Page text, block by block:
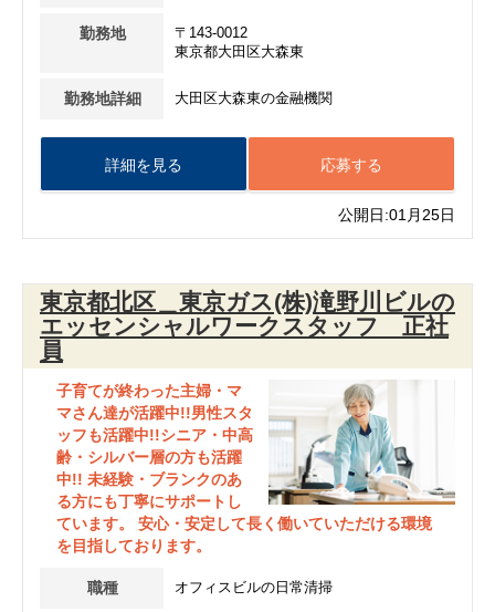
勤務地
〒143-0012
東京都大田区大森東
勤務地詳細 大田区大森東の金融機関
応募する
詳細を見る
公開日:01月25日
東京都北区＿東京ガス(株)滝野川ビルの
エッセンシャルワークスタッフ 正社
員
子育てが終わった主婦・マ
マさん達が活躍中!!男性スタ
ッフも活躍中!!シニア・中高
齢・シルバー層の方も活躍
中!! 未経験・ブランクのあ
る方にも丁寧にサポートし
ています。 安心・安定して長く働いていただける環境
を目指しております。
職種 オフィスビルの日常清掃